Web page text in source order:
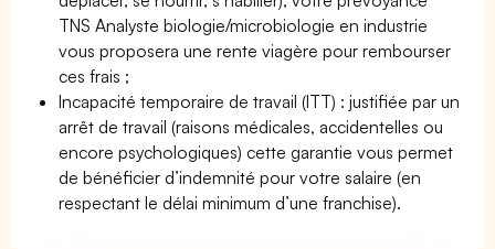
TNS Analyste biologie/microbiologie en industrie
vous proposera une rente viagère pour rembourser
ces frais ;
Incapacité temporaire de travail (ITT) : justifiée par un
arrêt de travail (raisons médicales, accidentelles ou
encore psychologiques) cette garantie vous permet
de bénéficier d’indemnité pour votre salaire (en
respectant le délai minimum d’une franchise).